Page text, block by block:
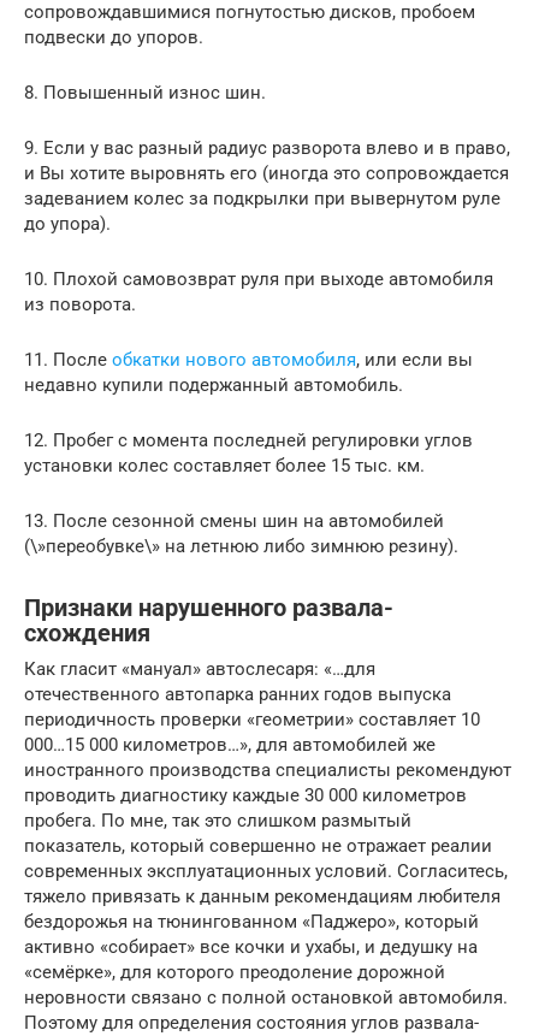
сопровождавшимися погнутостью дисков, пробоем
подвески до упоров.
8. Повышенный износ шин.
9. Если у вас разный радиус разворота влево и в право,
и Вы хотите выровнять его (иногда это сопровождается
задеванием колес за подкрылки при вывернутом руле
до упора).
10. Плохой самовозврат руля при выходе автомобиля
из поворота.
11. После обкатки нового автомобиля, или если вы
недавно купили подержанный автомобиль.
12. Пробег с момента последней регулировки углов
установки колес составляет более 15 тыс. км.
13. После сезонной смены шин на автомобилей
(\»переобувке\» на летнюю либо зимнюю резину).
Признаки нарушенного развала-
схождения
Как гласит «мануал» автослесаря: «…для
отечественного автопарка ранних годов выпуска
периодичность проверки «геометрии» составляет 10
000…15 000 километров…», для автомобилей же
иностранного производства специалисты рекомендуют
проводить диагностику каждые 30 000 километров
пробега. По мне, так это слишком размытый
показатель, который совершенно не отражает реалии
современных эксплуатационных условий. Согласитесь,
тяжело привязать к данным рекомендациям любителя
бездорожья на тюнингованном «Паджеро», который
активно «собирает» все кочки и ухабы, и дедушку на
«семёрке», для которого преодоление дорожной
неровности связано с полной остановкой автомобиля.
Поэтому для определения состояния углов развала-